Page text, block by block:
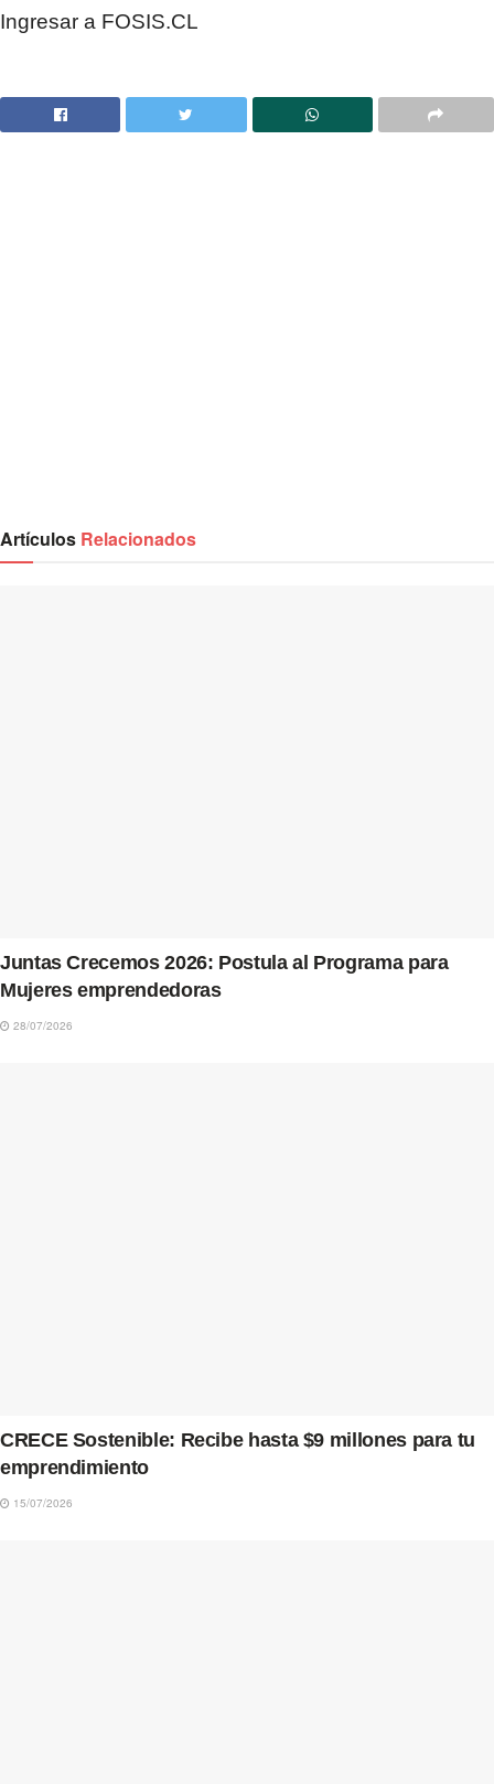
Ingresar a FOSIS.CL
Artículos Relacionados
Juntas Crecemos 2026: Postula al Programa para
Mujeres emprendedoras
28/07/2026
CRECE Sostenible: Recibe hasta $9 millones para tu
emprendimiento
15/07/2026